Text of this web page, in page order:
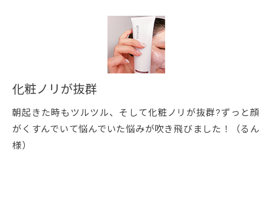
化粧ノリが抜群
朝起きた時もツルツル、そして化粧ノリが抜群?ずっと顔
がくすんでいて悩んでいた悩みが吹き飛びました！（るん
様）